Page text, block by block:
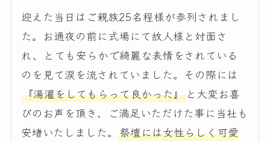
迎えた当日はご親族25名程様が参列されまし
た。お通夜の前に式場にて故人様と対面さ
れ、とても安らかで綺麗な表情をされている
のを見て涙を流されていました。その際には
『湯灌をしてもらって良かった』 と大変お喜
びのお声を頂き、ご満足いただけた事に当社も
安堵いたしました。祭壇には女性らしく可愛